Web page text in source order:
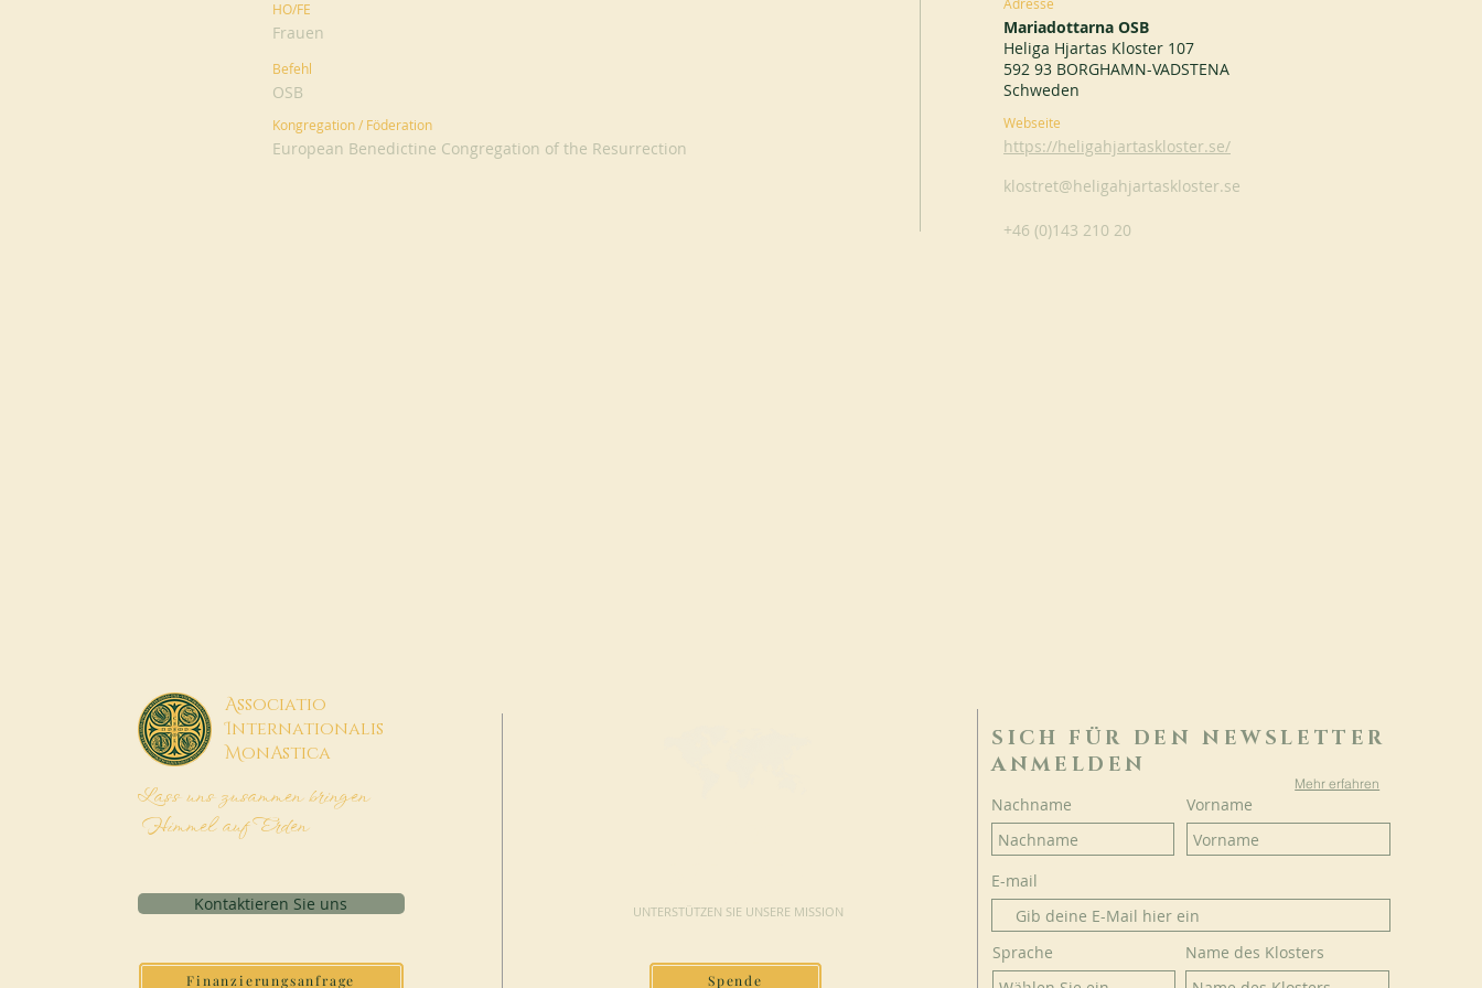
HO/FE
Frauen
Befehl
OSB
Kongregation / Föderation
European Benedictine Congregation of the Resurrection
Mariadottarna OSB
Heliga Hjartas Kloster 107
592 93 BORGHAMN-VADSTENA
Schweden
Webseite
https://heligahjartaskloster.se/
klostret@heligahjartaskloster.se
+46 (0)143 210 20
Associatio
Internationalis
MonAstica
Lass uns zusammen bringen
Himmel auf Erden
Kontaktieren Sie uns
Finanzierungsanfrage
UNTERSTÜTZEN SIE UNSERE MISSION
Spende
SICH FÜR DEN NEWSLETTER
ANMELDEN
Mehr erfahren
Nachname Vorname
E-mail
Sprache Name des Klosters